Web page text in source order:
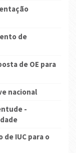
de
de OE para
nacional
-
IUC para o